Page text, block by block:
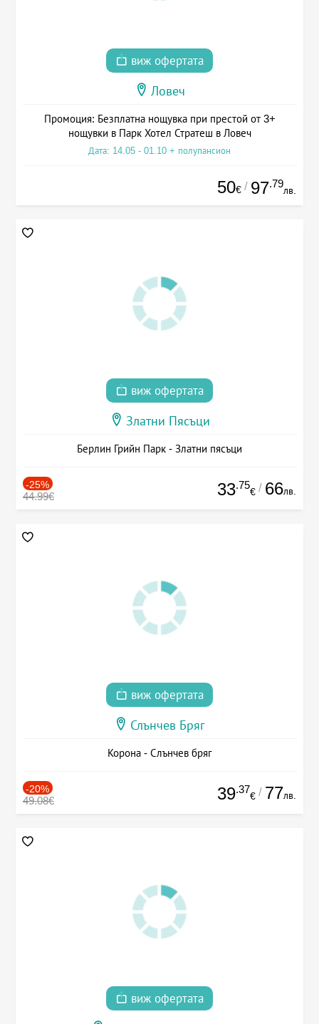
виж офертата
Ловеч
Промоция: Безплатна нощувка при престой от 3+
нощувки в Парк Хотел Стратеш в Ловеч
Дата: 14.05 - 01.10 + полупансион
50€ / 97.79
лв.
виж офертата
Златни Пясъци
Берлин Грийн Парк - Златни пясъци
-25%
44.99€ 33.75
€ / 66лв.
виж офертата
Слънчев Бряг
Корона - Слънчев бряг
-20%
49.08€ 39.37
€ / 77лв.
виж офертата